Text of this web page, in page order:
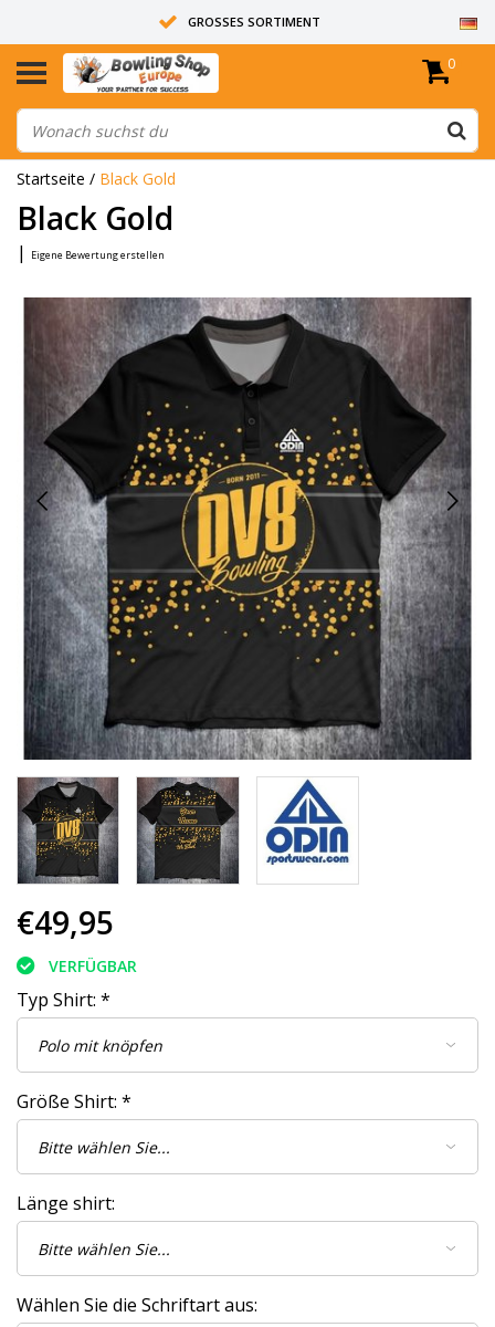
GROSSES SORTIMENT
14 TAGE RÜCKGABERECHT
ALLE BOWLINGKUGELN SIND UNGEBOHRT
0
Startseite / Black Gold
Black Gold
| Eigene Bewertung erstellen
€49,95
VERFÜGBAR
Typ Shirt: *
Größe Shirt: *
Länge shirt:
Wählen Sie die Schriftart aus: